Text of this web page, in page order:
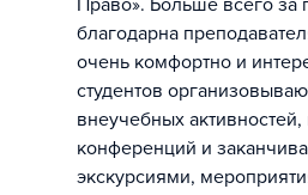
Право». Больше всего за
благодарна
очень комфортно и
студентов
внеучебных
конференций и
экскурсиями,